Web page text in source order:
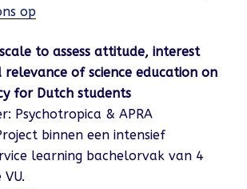
op
to assess attitude, interest
relevance of science education on
for Dutch students
Psychotropica & APRA
binnen een intensief
learning bachelorvak van 4